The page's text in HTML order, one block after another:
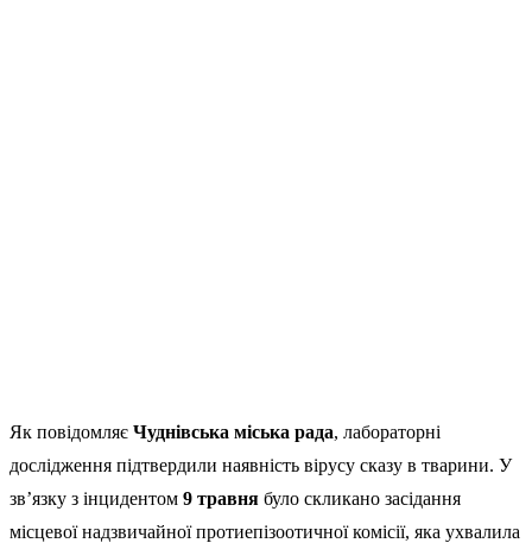
Як повідомляє Чуднівська міська рада, лабораторні
дослідження підтвердили наявність вірусу сказу в тварини. У
зв’язку з інцидентом 9 травня було скликано засідання
місцевої надзвичайної протиепізоотичної комісії, яка ухвалила